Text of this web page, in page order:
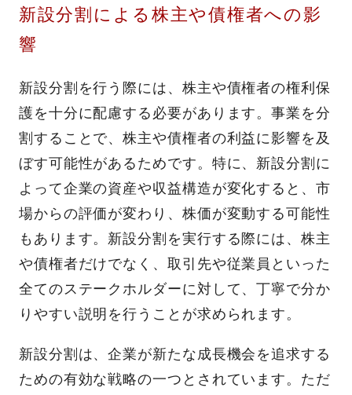
新設分割による株主や債権者への影
響
新設分割を行う際には、株主や債権者の権利保
護を十分に配慮する必要があります。事業を分
割することで、株主や債権者の利益に影響を及
ぼす可能性があるためです。特に、新設分割に
よって企業の資産や収益構造が変化すると、市
場からの評価が変わり、株価が変動する可能性
もあります。新設分割を実行する際には、株主
や債権者だけでなく、取引先や従業員といった
全てのステークホルダーに対して、丁寧で分か
りやすい説明を行うことが求められます。
新設分割は、企業が新たな成長機会を追求する
ための有効な戦略の一つとされています。ただ